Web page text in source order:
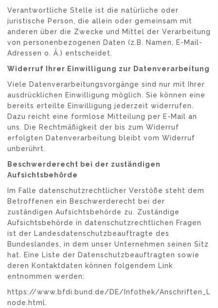
Verantwortliche Stelle ist die natürliche oder
juristische Person, die allein oder gemeinsam mit
anderen über die Zwecke und Mittel der Verarbeitung
von personenbezogenen Daten (z.B. Namen, E-Mail-
Adressen o. Ä.) entscheidet.
Widerruf Ihrer Einwilligung zur Datenverarbeitung
Viele Datenverarbeitungsvorgänge sind nur mit Ihrer
ausdrücklichen Einwilligung möglich. Sie können eine
bereits erteilte Einwilligung jederzeit widerrufen.
Dazu reicht eine formlose Mitteilung per E-Mail an
uns. Die Rechtmäßigkeit der bis zum Widerruf
erfolgten Datenverarbeitung bleibt vom Widerruf
unberührt.
Beschwerderecht bei der zuständigen
Aufsichtsbehörde
Im Falle datenschutzrechtlicher Verstöße steht dem
Betroffenen ein Beschwerderecht bei der
zuständigen Aufsichtsbehörde zu. Zuständige
Aufsichtsbehörde in datenschutzrechtlichen Fragen
ist der Landesdatenschutzbeauftragte des
Bundeslandes, in dem unser Unternehmen seinen Sitz
hat. Eine Liste der Datenschutzbeauftragten sowie
deren Kontaktdaten können folgendem Link
entnommen werden:
https://www.bfdi.bund.de/DE/Infothek/
node.html.